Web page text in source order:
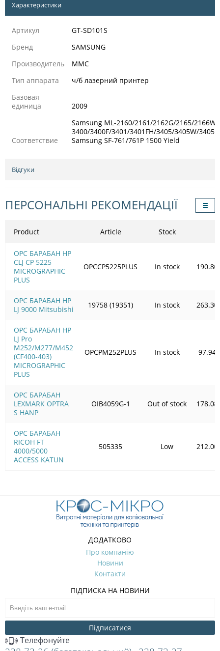
Характеристики
Артикул
GT-SD101S
Бренд
SAMSUNG
Производитель
MMC
Тип аппарата
ч/б лазерний принтер
Базовая
единица
2009
Соответствие
Samsung ML-2160/2161/2162G/2165/2166W
3400/3400F/3401/3401FH/3405/3405W/
Samsung SF-761/761P 1500 Yield
Відгуки
ПЕРСОНАЛЬНІ РЕКОМЕНДАЦІЇ
Product
OPC БАРАБАН HP
CLJ CP 5225
MICROGRAPHIC
PLUS
OPC БАРАБАН HP
LJ 9000 Mitsubishi
OPC БАРАБАН HP
LJ Pro
M252/M277/M452
(CF400-403)
MICROGRAPHIC
PLUS
OPC БАРАБАН
LEXMARK OPTRA
S HANP
OPC БАРАБАН
RICOH FT
4000/5000
ACCESS KATUN
Article Stock
OPCCP5225PLUS In stock 190.80
19758 (19351) In stock 263.30
OPCPM252PLUS In stock 97.94
OIB4059G-1 Out of stock 178.08
505335 Low 212.00
ДОДАТКОВО
Про компанію
Новини
Контакти
ПІДПИСКА НА НОВИНИ
Підписатися
Телефонуйте